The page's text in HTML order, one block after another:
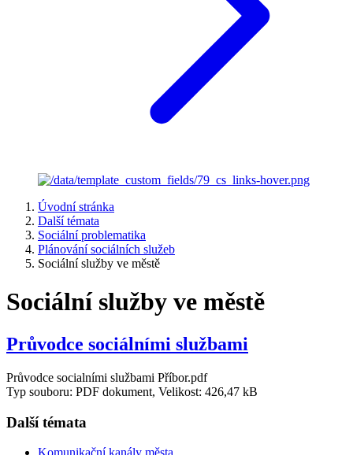
Úvodní stránka
Další témata
Sociální problematika
Plánování sociálních služeb
Sociální služby ve městě
Sociální služby ve městě
Průvodce sociálními službami
Průvodce socialními službami Příbor.pdf
Typ souboru: PDF dokument, Velikost: 426,47 kB
Další témata